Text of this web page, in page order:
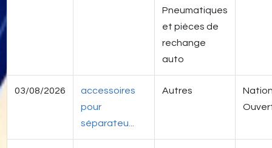
Pneumatiques
et pièces de
rechange
auto
03/08/2026
accessoires
pour
séparateu...
Autres